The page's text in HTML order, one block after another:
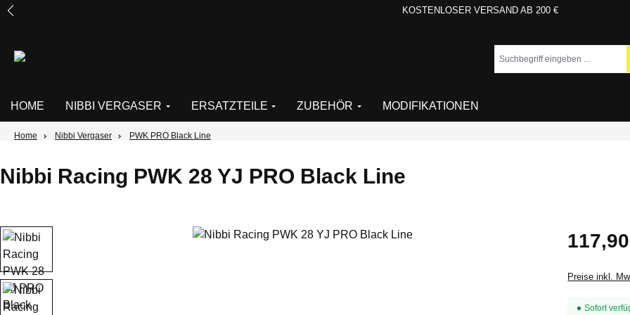
Hauptinhalt springen
Zur Suche springen
Zur Hauptnavigation springen KOSTENLOSER VERSAND AB 200 €
HOME NIBBI VERGASER ERSATZTEILE ZUBEHÖR MODIFIKATIONEN
Home Nibbi Vergaser PWK PRO Black Line
Nibbi Racing PWK 28 YJ PRO Black Line
Bildergalerie überspringen Regulärer
Preise inkl.
Sofort